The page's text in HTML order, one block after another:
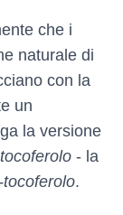
che i
naturale di
con la
un
la versione
- la
tocoferolo.